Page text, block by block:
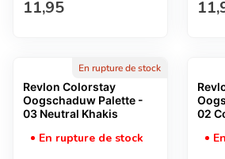
Prix normal
11,95
En rupture de stock
Revlon Colorstay
Oogschaduw Palette -
03 Neutral Khakis
En rupture de stock
02